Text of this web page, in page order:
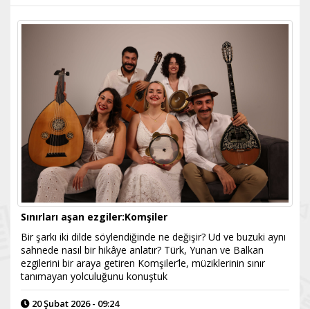
Sınırları aşan ezgiler:Komşiler
Bir şarkı iki dilde söylendiğinde ne değişir? Ud ve buzuki aynı
sahnede nasıl bir hikâye anlatır? Türk, Yunan ve Balkan
ezgilerini bir araya getiren Komşiler’le, müziklerinin sınır
tanımayan yolculuğunu konuştuk
20 Şubat 2026 - 09:24